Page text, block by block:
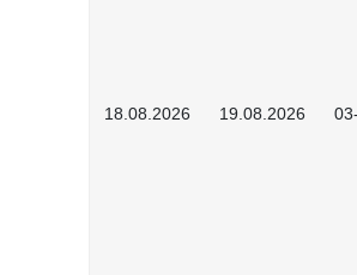
18.08.2026 19.08.2026